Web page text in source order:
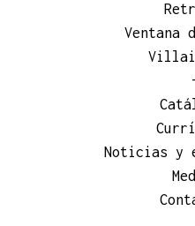
Ventana
Noticias y